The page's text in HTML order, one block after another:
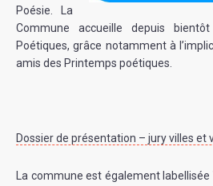
Poésie. La
Commune accueille depuis
Poétiques, grâce notamment à
amis des Printemps poétiques.
Dossier de présentation – jury villes et
La commune est également